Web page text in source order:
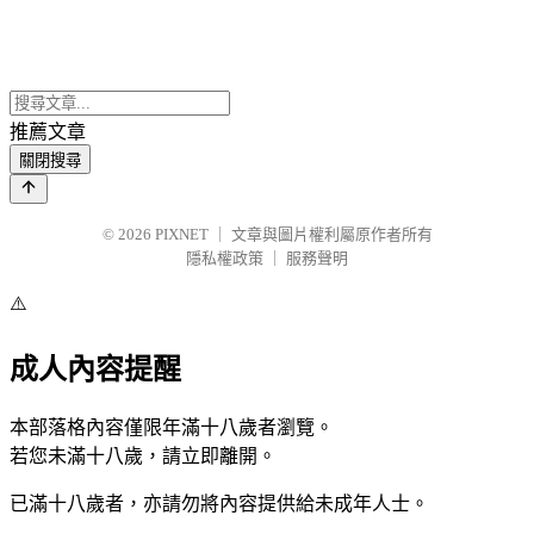
推薦文章
關閉搜尋
© 2026 PIXNET
文章與圖片權利屬原作者所有
隱私權政策
服務聲明
⚠️
成人內容提醒
本部落格內容僅限年滿十八歲者瀏覽。
若您未滿十八歲，請立即離開。
已滿十八歲者，亦請勿將內容提供給未成年人士。